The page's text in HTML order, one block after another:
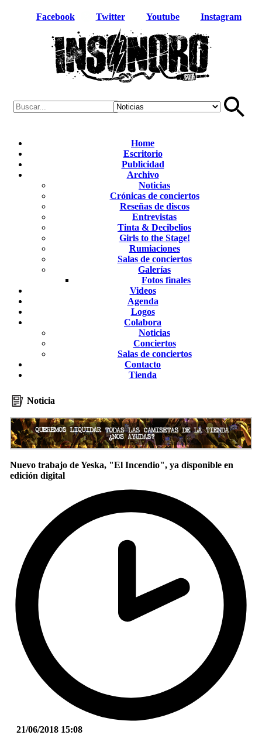
Facebook Twitter Youtube Instagram
Home
Escritorio
Publicidad
Archivo
Noticias
Crónicas de conciertos
Reseñas de discos
Entrevistas
Tinta & Decibelios
Girls to the Stage!
Rumiaciones
Salas de conciertos
Galerías
Fotos finales
Videos
Agenda
Logos
Colabora
Noticias
Conciertos
Salas de conciertos
Contacto
Tienda
Noticia
Nuevo trabajo de Yeska, "El Incendio", ya disponible en
edición digital
21/06/2018 15:08